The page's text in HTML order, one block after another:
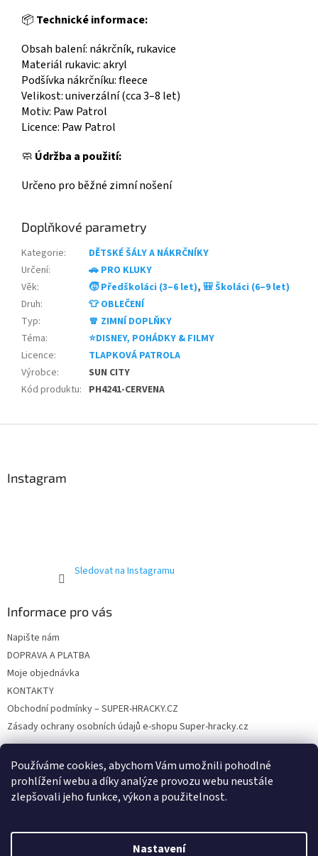
Používáme cookies, abychom Vám umožnili pohodlné
prohlížení webu a díky analýze provozu webu neustále
zlepšovali jeho funkce, výkon a použitelnost.
Nastavení
📦 Technické informace:
Obsah balení: nákrčník, rukavice
Materiál rukavic: akryl
Podšívka nákrčníku: fleece
Velikost: univerzální (cca 3–8 let)
Motiv: Paw Patrol
Licence: Paw Patrol
🧼 Údržba a použití:
Určeno pro běžné zimní nošení
Doplňkové parametry
Kategorie:
DĚTSKÉ ŠÁLY A NÁKRČNÍKY
Určení:
🚗 PRO KLUKY
Věk: 🧒 Předškoláci (3–6 let), 🎒 Školáci (6–9 let)
Druh:
👕 OBLEČENÍ
Typ:
🧣 ZIMNÍ DOPLŇKY
Téma:
⭐DISNEY, POHÁDKY & FILMY
Licence:
TLAPKOVÁ PATROLA
Výrobce:
SUN CITY
Kód produktu: PH4241-CERVENA
Instagram
Sledovat na Instagramu
Informace pro vás
Napište nám
DOPRAVA A PLATBA
Moje objednávka
KONTAKTY
Obchodní podmínky – SUPER-HRACKY.CZ
Zásady ochrany osobních údajů e-shopu Super-hracky.cz
Instagram
Vytvořil Shoptet